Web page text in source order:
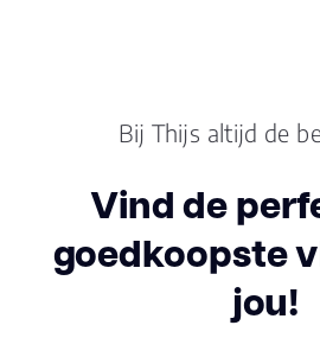
Aantal per pak 3
0.80
Bij Thijs altijd de
Vind de
goedkoopste
jou!